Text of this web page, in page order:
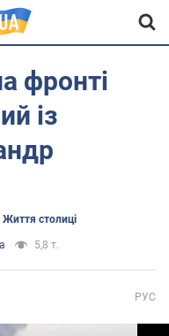
фронті
із
Життя столиці
5,8 т.
РУС